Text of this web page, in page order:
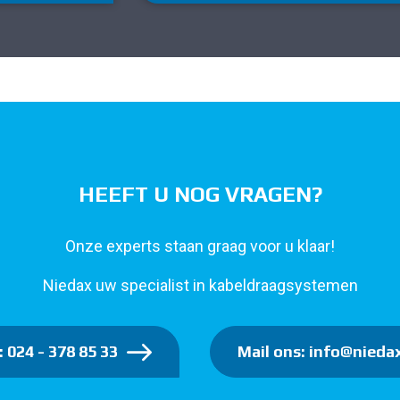
HEEFT U NOG VRAGEN?
Onze experts staan graag voor u klaar!
Niedax uw specialist in kabeldraagsystemen
024 - 378 85 33 Mail ons: